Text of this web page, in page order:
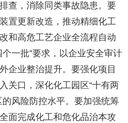
查，消除同类事故隐患。要
置更新改造，推动精细化工
和高危工艺企业全流程自动
一批”要求，以企业安全审计
企业整治提升。要强化项目
关口，深化化工园区“十有两
风险防控水平。要加强统筹
面完成化工和危化品治本攻